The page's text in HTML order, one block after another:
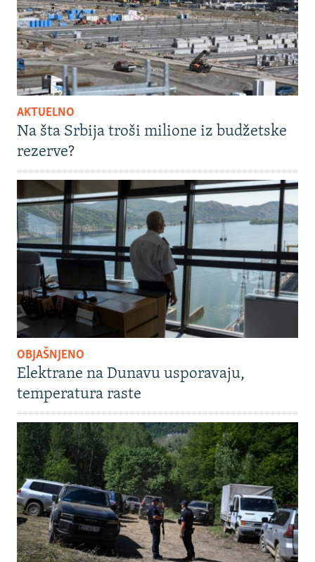
AKTUELNO
Na šta Srbija troši milione iz budžetske
rezerve?
OBJAŠNJENO
Elektrane na Dunavu usporavaju,
temperatura raste